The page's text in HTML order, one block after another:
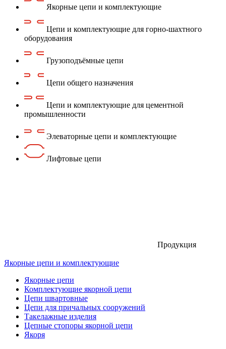
Якорные цепи и комплектующие
Цепи и комплектующие для горно-шахтного
оборудования
Грузоподъёмные цепи
Цепи общего назначения
Цепи и комплектующие для цементной
промышленности
Элеваторные цепи и комплектующие
Лифтовые цепи
Продукция
Якорные цепи и комплектующие
Якорные цепи
Комплектующие якорной цепи
Цепи швартовные
Цепи для причальных сооружений
Такелажные изделия
Цепные стопоры якорной цепи
Якоря